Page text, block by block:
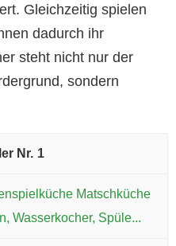
Gleichzeitig spielen
dadurch ihr
steht nicht nur der
sondern
1